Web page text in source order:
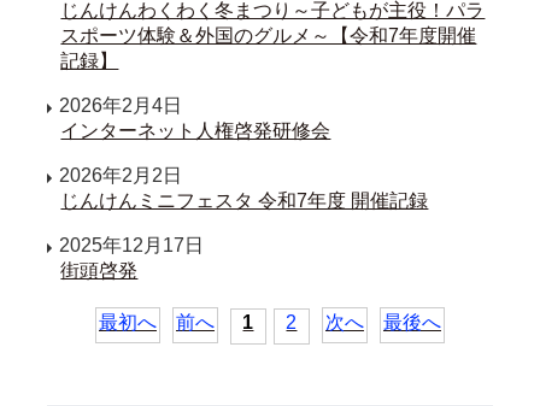
じんけんわくわく冬まつり～子どもが主役！パラ
スポーツ体験＆外国のグルメ～【令和7年度開催
記録】
2026年2月4日
インターネット人権啓発研修会
2026年2月2日
じんけんミニフェスタ 令和7年度 開催記録
2025年12月17日
街頭啓発
最初へ 前へ 1 2 次へ 最後へ